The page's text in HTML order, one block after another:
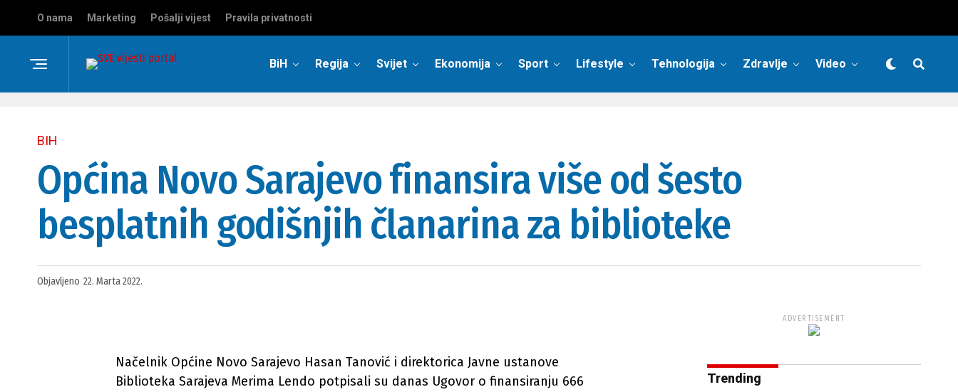
O nama Marketing Pošalji vijest Pravila privatnosti
BiH Regija Svijet Ekonomija Sport Lifestyle Tehnologija Zdravlje Video
BIH
Općina Novo Sarajevo finansira više od šesto
besplatnih godišnjih članarina za biblioteke
Objavljeno 22. Marta 2022.
Načelnik Općine Novo Sarajevo Hasan Tanović i direktorica Javne ustanove
Biblioteka Sarajeva Merima Lendo potpisali su danas Ugovor o finansiranju 666
ADVERTISEMENT
Trending